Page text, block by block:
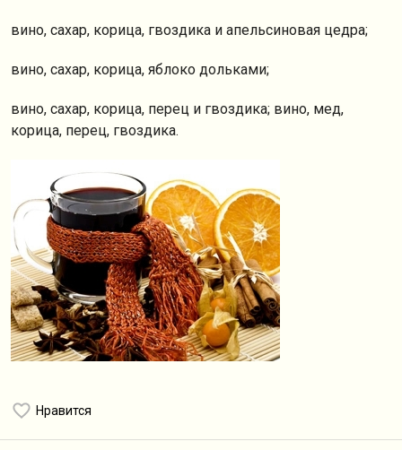
вино, сахар, корица, гвоздика и апельсиновая цедра;
вино, сахар, корица, яблоко дольками;
вино, сахар, корица, перец и гвоздика; вино, мед,
корица, перец, гвоздика.
Нравится